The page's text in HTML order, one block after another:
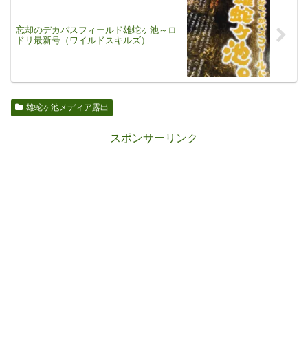
忘却のデカバスフィールド雄蛇ヶ池～ロ
ドリ最新号（ワイルドスキルズ）
雄蛇ヶ池メディア露出
スポンサーリンク